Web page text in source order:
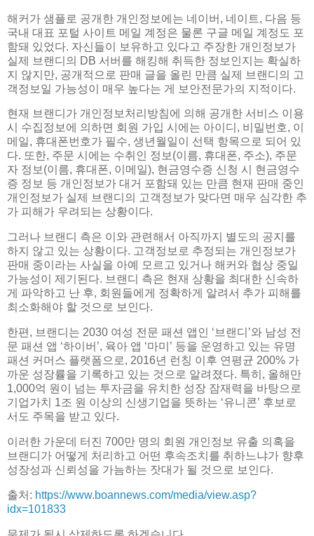
해커가 샘플로 공개한 개인정보에는 네이버, 네이트, 다음 등
국내 대표 포털 사이트 메일 계정은 물론 구글 메일 계정도 포
함돼 있었다. 자신들이 보유하고 있다고 주장한 개인정보가
실제 브랜디의 DB 서버를 해킹해 취득한 정보인지는 확실하
지 않지만, 공개적으로 판매 글을 올린 만큼 실제 브랜디의 고
객정보일 가능성이 매우 높다는 게 보안전문가의 지적이다.
현재 브랜디가 개인정보처리방침에 의해 공개한 서비스 이용
시 수집정보에 의하면 회원 가입 시에는 아이디, 비밀번호, 이
메일, 휴대폰번호가 필수, 생년월일이 선택 항목으로 되어 있
다. 또한, 주문 시에는 수취인 정보(이름, 휴대폰, 주소), 주문
자 정보(이름, 휴대폰, 이메일), 현금영수증 신청 시 현금영수
증 정보 등 개인정보가 대거 포함돼 있는 만큼 현재 판매 중인
개인정보가 실제 브랜디의 고객정보가 맞다면 매우 심각한 추
가 피해가 우려되는 상황이다.
그러나 브랜디 측은 이와 관련해서 아직까지 별도의 공지를
하지 않고 있는 상황이다. 고객정보로 추정되는 개인정보가
판매 중이라는 사실을 아예 모르고 있거나 해커와 협상 중일
가능성이 제기된다. 브랜디 측은 현재 상황을 최대한 신속하
게 파악하고 난 후, 회원들에게 정확하게 알려서 추가 피해를
최소화해야 할 것으로 보인다.
한편, 브랜디는 2030 여성 전문 패션 앱인 ‘브랜디’와 남성 전
문 패션 앱 ‘하이버’, 육아 앱 ‘마미’ 등을 운영하고 있는 유명
패션 커머스 플랫폼으로, 2016년 런칭 이후 연평균 200% 가
까운 성장률을 기록하고 있는 것으로 알려졌다. 특히, 올해만
1,000억 원이 넘는 투자금을 유치한 성장 잠재력을 바탕으로
기업가치 1조 원 이상의 신생기업을 뜻하는 ‘유니콘’ 후보로
서도 주목을 받고 있다.
이러한 가운데 터진 700만 명의 회원 개인정보 유출 의혹을
브랜디가 어떻게 처리하고 어떤 후속조치를 취하느냐가 향후
성장성과 신뢰성을 가늠하는 잣대가 될 것으로 보인다.
출처: https://www.boannews.com/media/view.asp?
idx=101833